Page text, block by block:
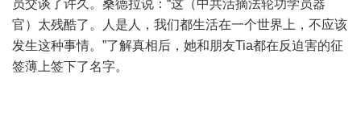
员交谈了许久。桑德拉说：“这（中共活摘法轮功学员器
官）太残酷了。人是人，我们都生活在一个世界上，不应该
发生这种事情。”了解真相后，她和朋友Tia都在反迫害的征
签薄上签下了名字。